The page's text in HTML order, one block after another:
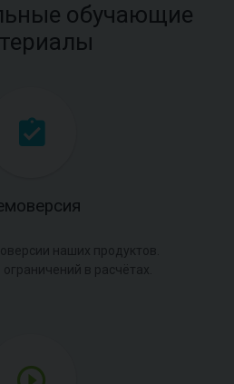
обучающие
наших продуктов.
в расчётах.